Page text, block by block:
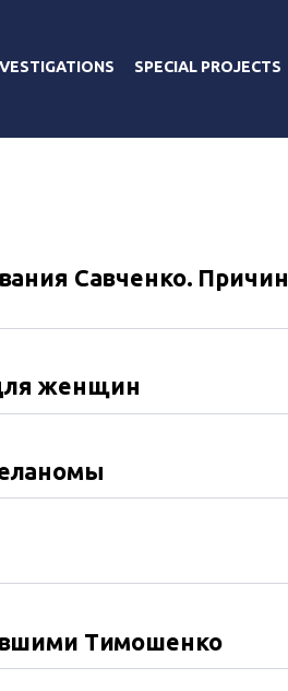
SPECIAL PROJECTS
Савченко. Причин
женщин
Тимошенко